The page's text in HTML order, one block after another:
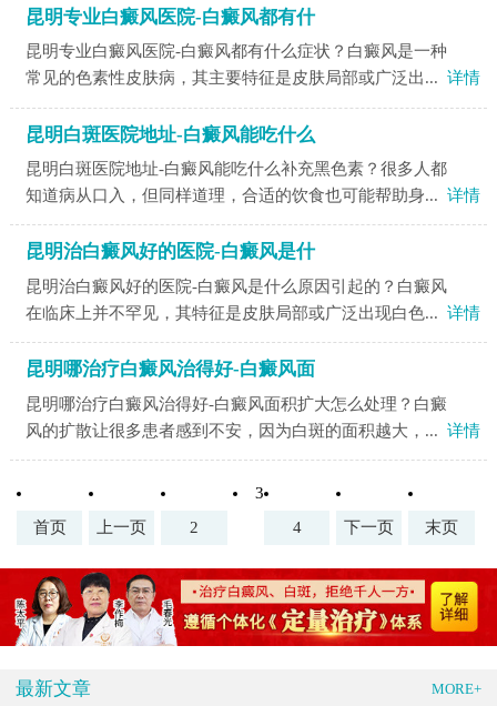
昆明专业白癜风医院-白癜风都有什
昆明专业白癜风医院-白癜风都有什么症状？白癜风是一种
常见的色素性皮肤病，其主要特征是皮肤局部或广泛出... 详情
昆明白斑医院地址-白癜风能吃什么
昆明白斑医院地址-白癜风能吃什么补充黑色素？很多人都
知道病从口入，但同样道理，合适的饮食也可能帮助身... 详情
昆明治白癜风好的医院-白癜风是什
昆明治白癜风好的医院-白癜风是什么原因引起的？白癜风
在临床上并不罕见，其特征是皮肤局部或广泛出现白色... 详情
昆明哪治疗白癜风治得好-白癜风面
昆明哪治疗白癜风治得好-白癜风面积扩大怎么处理？白癜
风的扩散让很多患者感到不安，因为白斑的面积越大，... 详情
首页 上一页 2
3
4
下一页 末页
最新文章 MORE+